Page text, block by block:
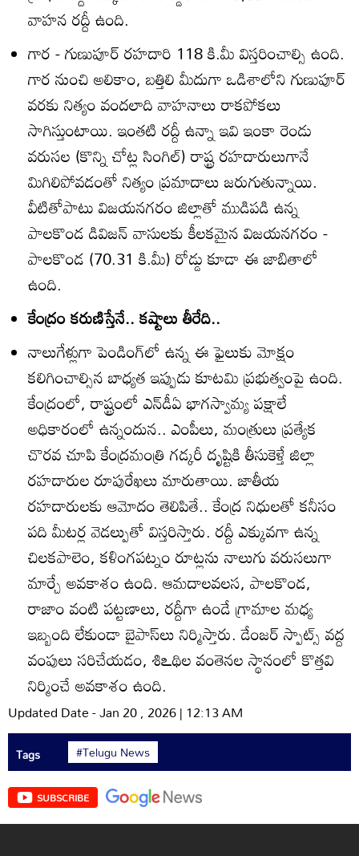
వాహన రద్దీ ఉంది.
గార - గుణుపూర్‌ రహదారి 118 కి.మీ విస్తరించాల్సి ఉంది.
గార నుంచి అలికాం, బత్తిలి మీదుగా ఒడిశాలోని గుణుపూర్‌
వరకు నిత్యం వందలాది వాహనాలు రాకపోకలు
సాగిస్తుంటాయి. ఇంతటి రద్దీ ఉన్నా ఇవి ఇంకా రెండు
వరుసల (కొన్ని చోట్ల సింగిల్‌) రాష్ట్ర రహదారులుగానే
మిగిలిపోవడంతో నిత్యం ప్రమాదాలు జరుగుతున్నాయి.
వీటితోపాటు విజయనగరం జిల్లాతో ముడిపడి ఉన్న
పాలకొండ డివిజన్‌ వాసులకు కీలకమైన విజయనగరం -
పాలకొండ (70.31 కి.మీ) రోడ్డు కూడా ఈ జాబితాలో
ఉంది.
కేంద్రం కరుణిస్తేనే.. కష్టాలు తీరేది..
నాలుగేళ్లుగా పెండింగ్‌లో ఉన్న ఈ ఫైలుకు మోక్షం
కలిగించాల్సిన బాధ్యత ఇప్పుడు కూటమి ప్రభుత్వంపై ఉంది.
కేంద్రంలో, రాష్ట్రంలో ఎన్‌డీఏ భాగస్వామ్య పక్షాలే
అధికారంలో ఉన్నందున.. ఎంపీలు, మంత్రులు ప్రత్యేక
చొరవ చూపి కేంద్రమంత్రి గడ్కరీ దృష్టికి తీసుకెళ్తే జిల్లా
రహదారుల రూపురేఖలు మారుతాయి. జాతీయ
రహదారులకు ఆమోదం తెలిపితే.. కేంద్ర నిధులతో కనీసం
పది మీటర్ల వెడల్పుతో విస్తరిస్తారు. రద్దీ ఎక్కువగా ఉన్న
చిలకపాలెం, కళింగపట్నం రూట్లను నాలుగు వరుసలుగా
మార్చే అవకాశం ఉంది. ఆమదాలవలస, పాలకొండ,
రాజాం వంటి పట్టణాలు, రద్దీగా ఉండే గ్రామాల మధ్య
ఇబ్బంది లేకుండా బైపాస్‌లు నిర్మిస్తారు. డేంజర్‌ స్పాట్స్‌ వద్ద
వంపులు సరిచేయడం, శిఽథిల వంతెనల స్థానంలో కొత్తవి
నిర్మించే అవకాశం ఉంది.
Updated Date - Jan 20 , 2026 | 12:13 AM
Tags #Telugu News
SUBSCRIBE